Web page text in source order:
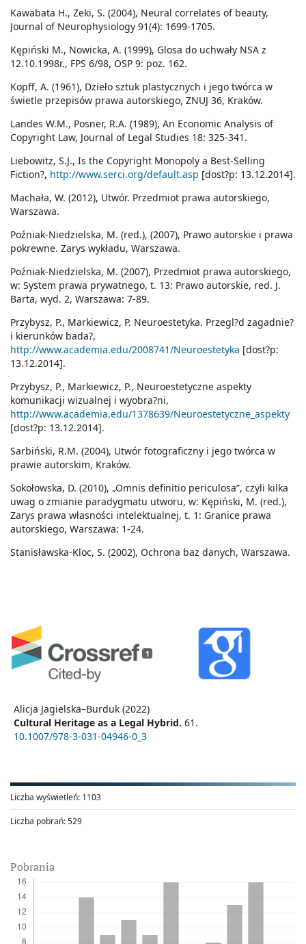
1
Alicja Jagielska–Burduk (2022)
Cultural Heritage as a Legal Hybrid. 61.
10.1007/978-3-031-04946-0_3
Liczba wyświetleń: 1103
Liczba pobrań:529
Pobrania
Kawabata H., Zeki, S. (2004), Neural correlates of beauty,
Journal of Neurophysiology 91(4): 1699-1705.
Kępiński M., Nowicka, A. (1999), Glosa do uchwały NSA z
12.10.1998r., FPS 6/98, OSP 9: poz. 162.
Kopff, A. (1961), Dzieło sztuk plastycznych i jego twórca w
świetle przepisów prawa autorskiego, ZNUJ 36, Kraków.
Landes W.M., Posner, R.A. (1989), An Economic Analysis of
Copyright Law, Journal of Legal Studies 18: 325-341.
Liebowitz, S.J., Is the Copyright Monopoly a Best-Selling
Fiction?, http://www.serci.org/default.asp [dost?p: 13.12.2014].
Machała, W. (2012), Utwór. Przedmiot prawa autorskiego,
Warszawa.
Poźniak-Niedzielska, M. (red.), (2007), Prawo autorskie i prawa
pokrewne. Zarys wykładu, Warszawa.
Poźniak-Niedzielska, M. (2007), Przedmiot prawa autorskiego,
w: System prawa prywatnego, t. 13: Prawo autorskie, red. J.
Barta, wyd. 2, Warszawa: 7-89.
Przybysz, P., Markiewicz, P. Neuroestetyka. Przegl?d zagadnie?
i kierunków bada?,
http://www.academia.edu/2008741/Neuroestetyka [dost?p:
13.12.2014].
Przybysz, P., Markiewicz, P., Neuroestetyczne aspekty
komunikacji wizualnej i wyobra?ni,
http://www.academia.edu/1378639/Neuroestetyczne_aspekty
[dost?p: 13.12.2014].
Sarbiński, R.M. (2004), Utwór fotograficzny i jego twórca w
prawie autorskim, Kraków.
Sokołowska, D. (2010), „Omnis definitio periculosa”, czyli kilka
uwag o zmianie paradygmatu utworu, w: Kępiński, M. (red.),
Zarys prawa własności intelektualnej, t. 1: Granice prawa
autorskiego, Warszawa: 1-24.
Stanisławska-Kloc, S. (2002), Ochrona baz danych, Warszawa.